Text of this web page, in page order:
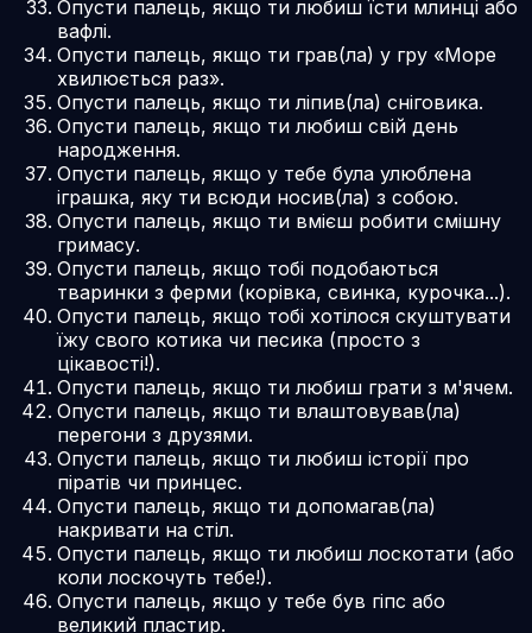
Опусти палець, якщо ти любиш їсти млинці або
вафлі.
Опусти палець, якщо ти грав(ла) у гру «Море
хвилюється раз».
Опусти палець, якщо ти ліпив(ла) сніговика.
Опусти палець, якщо ти любиш свій день
народження.
Опусти палець, якщо у тебе була улюблена
іграшка, яку ти всюди носив(ла) з собою.
Опусти палець, якщо ти вмієш робити смішну
гримасу.
Опусти палець, якщо тобі подобаються
тваринки з ферми (корівка, свинка, курочка...).
Опусти палець, якщо тобі хотілося скуштувати
їжу свого котика чи песика (просто з
цікавості!).
Опусти палець, якщо ти любиш грати з м'ячем.
Опусти палець, якщо ти влаштовував(ла)
перегони з друзями.
Опусти палець, якщо ти любиш історії про
піратів чи принцес.
Опусти палець, якщо ти допомагав(ла)
накривати на стіл.
Опусти палець, якщо ти любиш лоскотати (або
коли лоскочуть тебе!).
Опусти палець, якщо у тебе був гіпс або
великий пластир.